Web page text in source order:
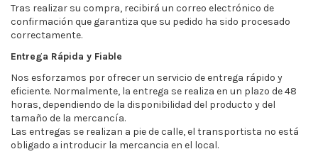
Tras realizar su compra, recibirá un correo electrónico de
confirmación que garantiza que su pedido ha sido procesado
correctamente.
Entrega Rápida y Fiable
Nos esforzamos por ofrecer un servicio de entrega rápido y
eficiente. Normalmente, la entrega se realiza en un plazo de 48
horas, dependiendo de la disponibilidad del producto y del
tamaño de la mercancía.
Las entregas se realizan a pie de calle, el transportista no está
obligado a introducir la mercancia en el local.